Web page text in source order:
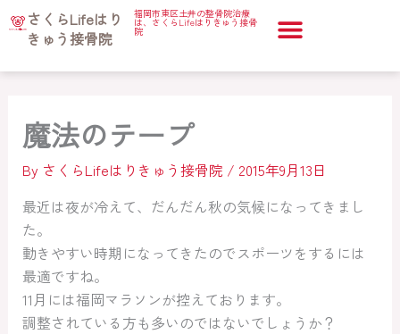
内
容
さくらLifeはり
きゅう接骨院
福岡市東区土井の整骨院治療
は、さくらLifeはりきゅう接骨
院
ホーム 治療コラム 魔法のテープ
魔法のテープ
By さくらLifeはりきゅう接骨院 / 2015年9月13日
最近は夜が冷えて、だんだん秋の気候になってきまし
た。
動きやすい時期になってきたのでスポーツをするには
最適ですね。
11月には福岡マラソンが控えております。
調整されている方も多いのではないでしょうか？